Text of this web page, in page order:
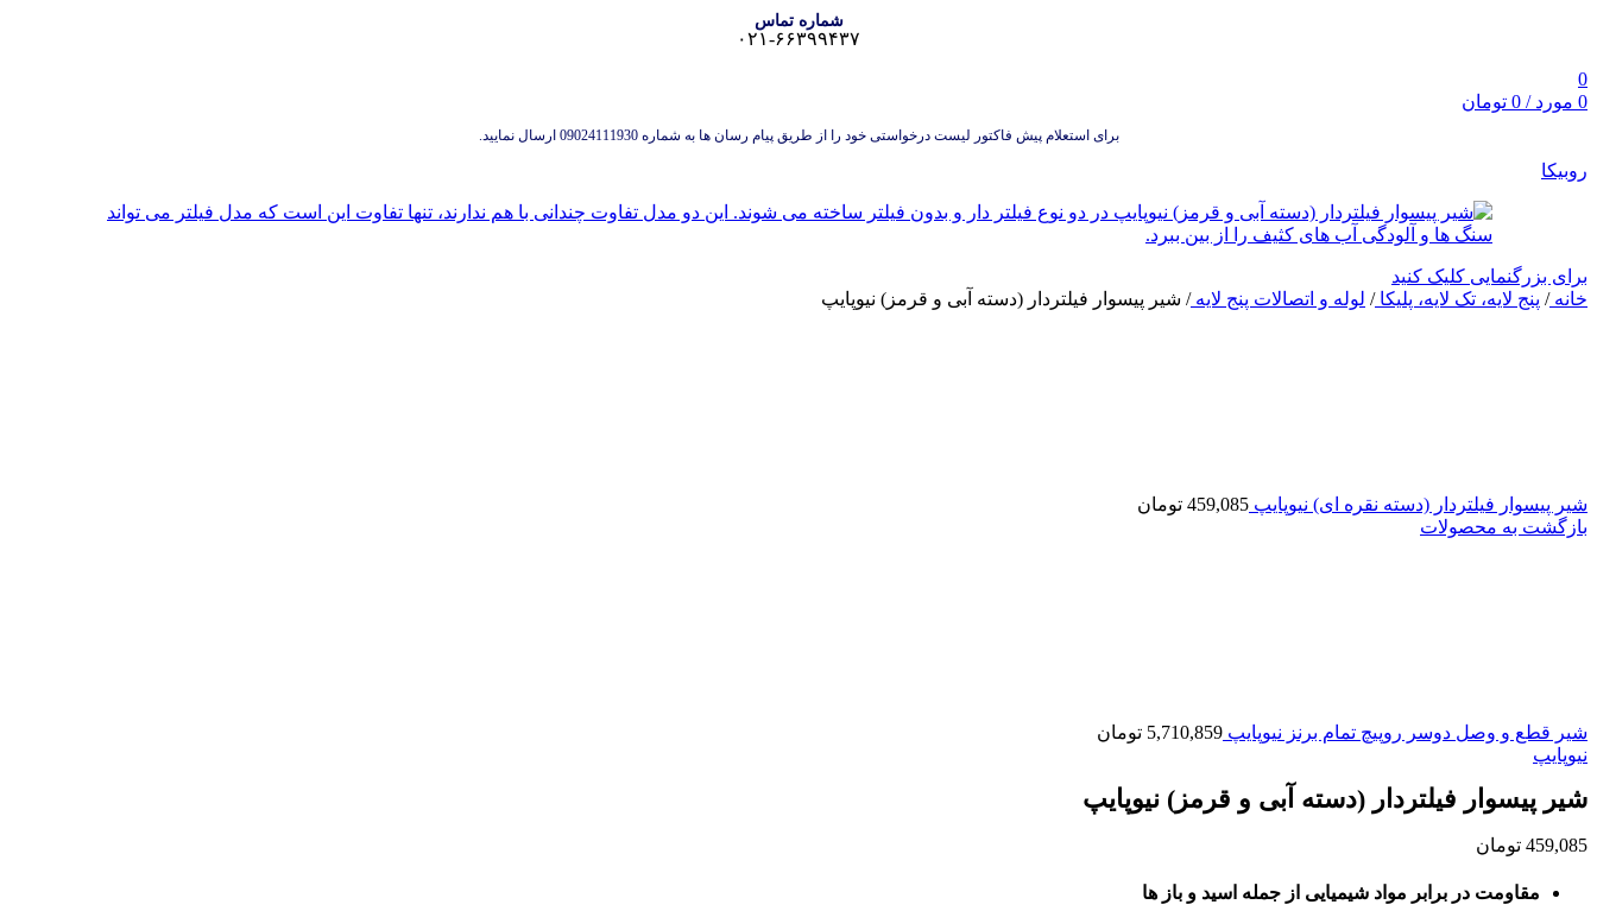
شماره تماس
۰۲۱-۶۶۳۹۹۴۳۷
0
0 مورد /
0 تومان
برای استعلام پیش فاکتور لیست درخواستی خود را از طریق پیام رسان ها به شماره 09024111930 ارسال نمایید.
روبیکا
برای بزرگنمایی کلیک کنید
خانه/ پنج لایه، تک لایه، پلیکا/ لوله و اتصالات پنج لایه/ شیر پیسوار فیلتردار (دسته آبی و قرمز) نیوپایپ
شیر پیسوار فیلتردار (دسته نقره ای) نیوپایپ 459,085 تومان
بازگشت به محصولات
شیر قطع و وصل دوسر روپیچ تمام برنز نیوپایپ 5,710,859 تومان
نیوپایپ
شیر پیسوار فیلتردار (دسته آبی و قرمز) نیوپایپ
459,085 تومان
مقاومت در برابر مواد شیمیایی از جمله اسید و باز ها